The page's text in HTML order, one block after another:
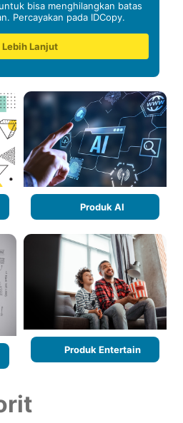
bisa menghilangkan batas
Percayakan pada IDCopy.
Lanjut
Produk AI
Produk Entertain